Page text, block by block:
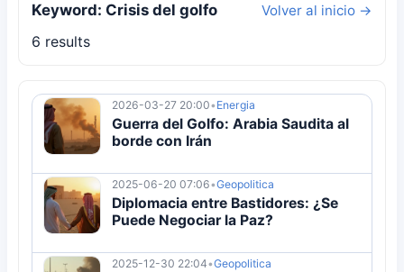
Keyword: Crisis del golfo Volver al inicio →
6 results
2026-03-27 20:00• Energia
Guerra del Golfo: Arabia Saudita al
borde con Irán
2025-06-20 07:06•Geopolitica
Diplomacia entre Bastidores: ¿Se
Puede Negociar la Paz?
2025-12-30 22:04•Geopolitica